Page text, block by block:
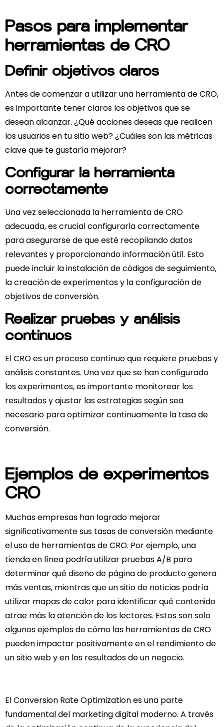
Pasos para implementar
herramientas de CRO
Definir objetivos claros
Antes de comenzar a utilizar una herramienta de CRO,
es importante tener claros los objetivos que se
desean alcanzar. ¿Qué acciones deseas que realicen
los usuarios en tu sitio web? ¿Cuáles son las métricas
clave que te gustaría mejorar?
Configurar la herramienta
correctamente
Una vez seleccionada la herramienta de CRO
adecuada, es crucial configurarla correctamente
para asegurarse de que esté recopilando datos
relevantes y proporcionando información útil. Esto
puede incluir la instalación de códigos de seguimiento,
la creación de experimentos y la configuración de
objetivos de conversión.
Realizar pruebas y análisis
continuos
El CRO es un proceso continuo que requiere pruebas y
análisis constantes. Una vez que se han configurado
los experimentos, es importante monitorear los
resultados y ajustar las estrategias según sea
necesario para optimizar continuamente la tasa de
conversión.
Ejemplos de experimentos
CRO
Muchas empresas han logrado mejorar
significativamente sus tasas de conversión mediante
el uso de herramientas de CRO. Por ejemplo, una
tienda en línea podría utilizar pruebas A/B para
determinar qué diseño de página de producto genera
más ventas, mientras que un sitio de noticias podría
utilizar mapas de calor para identificar qué contenido
atrae más la atención de los lectores. Estos son solo
algunos ejemplos de cómo las herramientas de CRO
pueden impactar positivamente en el rendimiento de
un sitio web y en los resultados de un negocio.
El Conversion Rate Optimization es una parte
fundamental del marketing digital moderno. A través